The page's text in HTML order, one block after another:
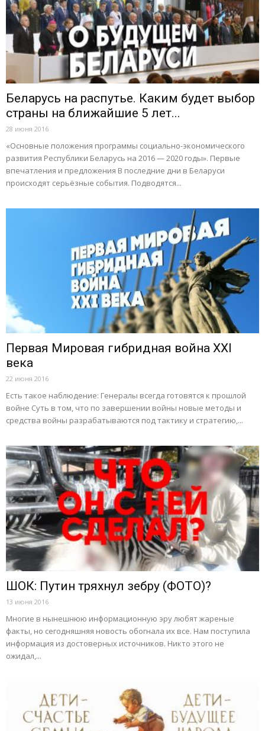
Беларусь на распутье. Каким будет выбор
страны на ближайшие 5 лет...
28 июня 2016
«Основные положения программы социально-экономического
развития Республики Беларусь на 2016 — 2020 годы». Первые
впечатления и предложения В последние дни в Беларуси
происходят серьёзные события. Подводятся...
Первая Мировая гибридная война XXI
века
22 июня 2016
Есть такое наблюдение: Генералы всегда готовятся к прошлой
войне Суть в том, что по завершении войны новые методы и
средства войны разрабатываются под тактику и стратегию,...
ШОК: Путин тряхнул зебру (ФОТО)?
13 июня 2016
Многие в нынешнюю информационную эру любят жареные
факты, но сегодняшняя новость обогнала их все. Нам поступила
информация из достоверных источников. Никто этого не
ожидал,...